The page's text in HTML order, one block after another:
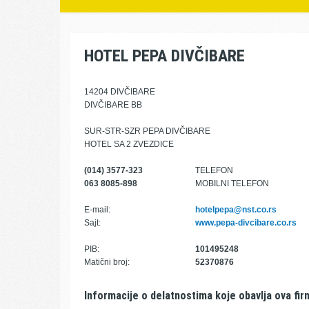
HOTEL PEPA DIVČIBARE
14204 DIVČIBARE
DIVČIBARE BB
SUR-STR-SZR PEPA DIVČIBARE
HOTEL SA 2 ZVEZDICE
(014) 3577-323
TELEFON
063 8085-898
MOBILNI TELEFON
E-mail:
hotelpepa@nst.co.rs
Sajt:
www.pepa-divcibare.co.rs
PIB:
101495248
Matični broj:
52370876
Informacije o delatnostima koje obavlja ova